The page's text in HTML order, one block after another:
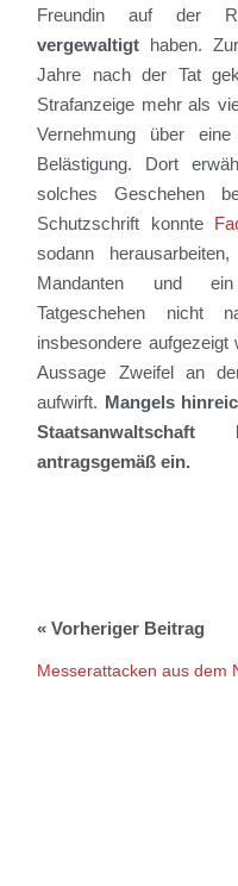
Freundin auf der
vergewaltigt haben.
Jahre nach der Tat
Strafanzeige mehr als
Vernehmung über eine
Belästigung. Dort
solches Geschehen
Schutzschrift konnte
sodann
Mandanten und ein
Tatgeschehen nicht
insbesondere
Aussage Zweifel an
aufwirft. Mangels
antragsgemäß ein.
Messerattacken aus dem